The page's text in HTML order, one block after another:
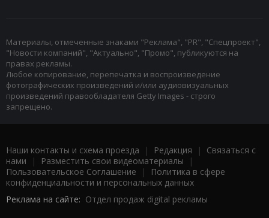
Материалы, отмеченные знаками "Реклама", "PR", "Спецпроект",
"Новости компаний", "Актуально", "Промо", публикуются на
правах рекламы.
Любое копирование, перепечатка и воспроизведение
фотографических произведений и/или аудиовизуальных
произведений правообладателя Getty Images - строго
запрещено.
Наши контакты и схема проезда | Редакция | Связаться с
нами | Разместить свои видеоматериалы |
Пользовательское Соглашение |
Политика в сфере
конфиденциальности и персональных данных
Реклама на сайте: Отдел продаж digital рекламы